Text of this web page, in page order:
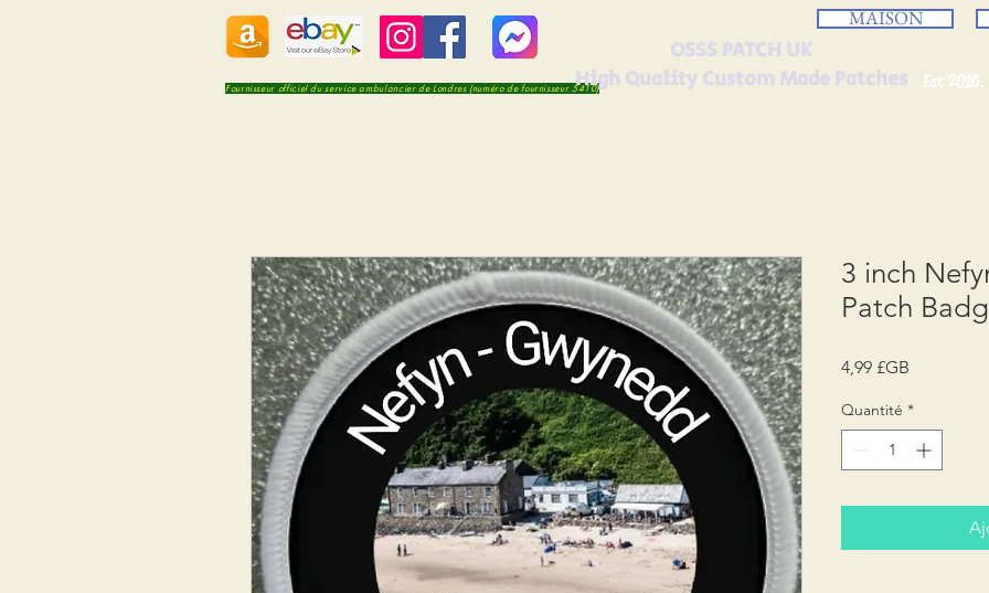
MAISON
Fournisseur officiel du service ambulancier de Londres (numéro de fournisseur 5410)High Quality Custom Made Patches
Est 2016.
3 inch
Patch
4,99 £GB
Quantité *